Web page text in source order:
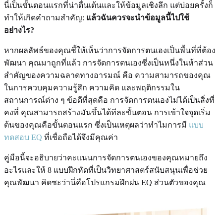
นี่เป็นขั้นตอนแรกที่น่าตื่นเต้นและให้ข้อมูลเชิงลึก แต่บ่อยครั้งก็
ทำให้เกิดคำถามสำคัญ: แล้วฉันควรจะนำข้อมูลนี้ไปใช้
อย่างไร?
หากผลลัพธ์ของคุณชี้ให้เห็นว่าการจัดการตนเองเป็นพื้นที่ที่ต้อง
พัฒนา คุณมาถูกที่แล้ว การจัดการตนเองซึ่งเป็นหนึ่งในห้าส่วน
สำคัญของความฉลาดทางอารมณ์ คือ ความสามารถของคุณ
ในการควบคุมความรู้สึก ความคิด และพฤติกรรมใน
สถานการณ์ต่าง ๆ ข้อดีที่สุดคือ การจัดการตนเองไม่ได้เป็นสิ่งที่
คงที่ คุณสามารถสร้างมันขึ้นได้ทีละขั้นตอน การเข้าใจจุดเริ่ม
ต้นของคุณคือขั้นตอนแรก ซึ่งเป็นเหตุผลว่าทำไมการมี แบบ
ทดสอบ EQ ที่เชื่อถือได้จึงมีคุณค่า
คู่มือนี้จะอธิบายว่าคะแนนการจัดการตนเองของคุณหมายถึง
อะไรและให้ 8 แบบฝึกหัดที่เป็นวิทยาศาสตร์สนับสนุนเพื่อช่วย
คุณพัฒนา คิดซะว่านี่คือโปรแกรมฝึกฝน EQ ส่วนตัวของคุณ